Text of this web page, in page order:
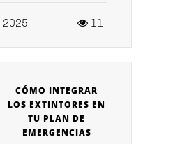
2025 11
CÓMO INTEGRAR
LOS EXTINTORES EN
TU PLAN DE
EMERGENCIAS